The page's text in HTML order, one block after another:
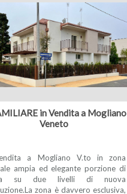
in Vendita a Mogliano
Veneto
a Mogliano V.to in zona
ampia ed elegante porzione di
su due livelli di nuova
zona è davvero esclusiva,